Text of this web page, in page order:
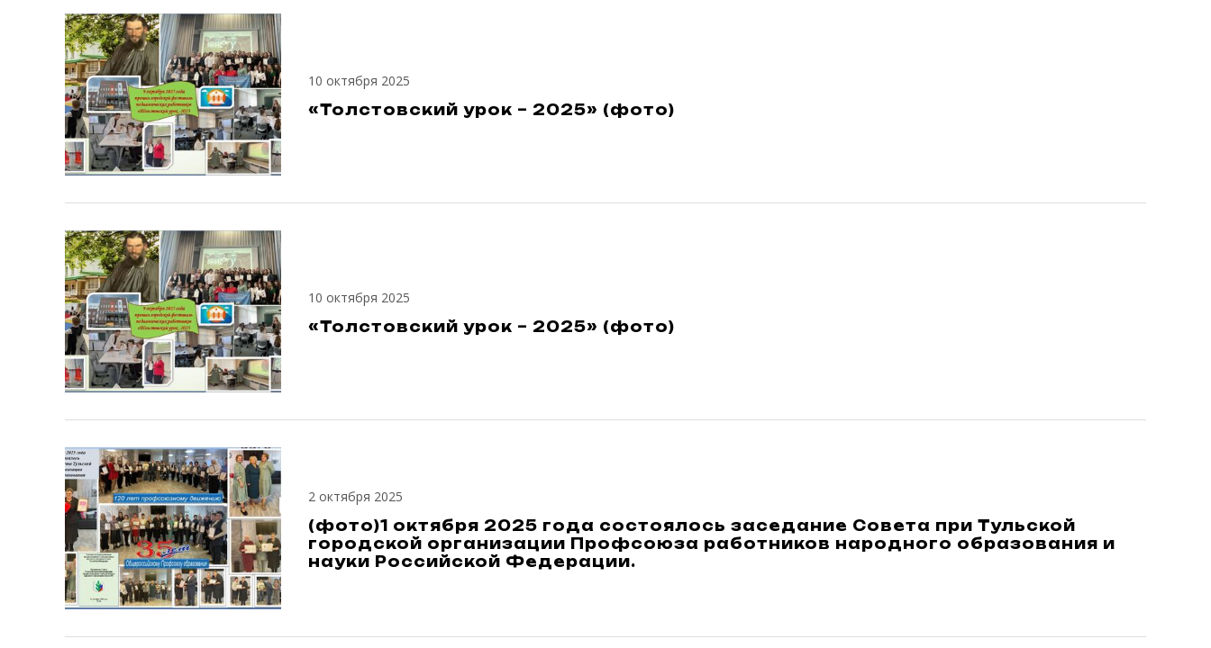
10 октября 2025
«Толстовский урок – 2025» (фото)
10 октября 2025
«Толстовский урок – 2025» (фото)
2 октября 2025
(фото)1 октября 2025 года состоялось заседание Совета при Тульской
городской организации Профсоюза работников народного образования и
науки Российской Федерации.